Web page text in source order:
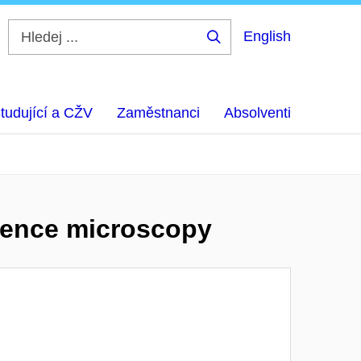
English
a CŽV Zaměstnanci Absolventi
microscopy